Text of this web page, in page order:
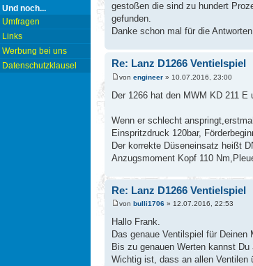
Und noch...
Umfragen
Links
Werbung bei uns
Datenschutzklausel
gestoßen die sind zu hundert
gefunden.
Danke schon mal für die Antworten
Re: Lanz D1266 Ventielspiel
von engineer » 10.07.2016, 23:00
Der 1266 hat den MWM KD 211
Wenn er schlecht
Einspritzdruck 120bar,
Der korrekte Düseneinsatz heißt
Anzugsmoment Kopf 110
Re: Lanz D1266 Ventielspiel
von bulli1706 » 12.07.2016, 22:53
Hallo Frank.
Das genaue Ventilspiel für
Bis zu genauen Werten kannst
Wichtig ist, dass an allen Ventilen